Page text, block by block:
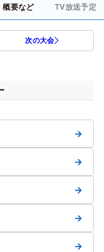
概要など TV放送予定
次の大会
→
→
→
→
→